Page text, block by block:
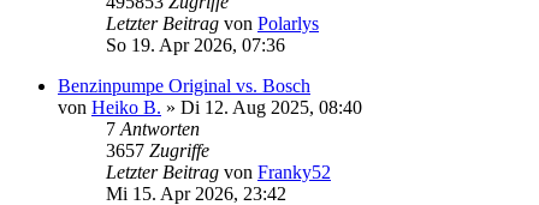
Letzter Beitrag von Polarlys
So 19. Apr 2026, 07:36
Benzinpumpe Original vs. Bosch
von Heiko B. » Di 12. Aug 2025, 08:40
7 Antworten
3657 Zugriffe
Letzter Beitrag von Franky52
Mi 15. Apr 2026, 23:42